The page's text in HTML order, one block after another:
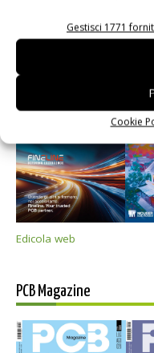
Gestisci 1771
Cookie
Edicola web
PCB Magazine